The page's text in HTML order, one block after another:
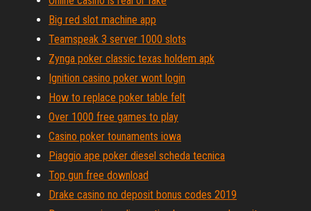
Big red slot machine app
Teamspeak 3 server 1000 slots
Zynga poker classic texas holdem apk
Ignition casino poker wont login
How to replace poker table felt
Over 1000 free games to play
Casino poker tounaments iowa
Piaggio ape poker diesel scheda tecnica
Top gun free download
Drake casino no deposit bonus codes 2019